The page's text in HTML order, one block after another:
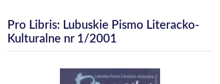
Pro Libris: Lubuskie Pismo Literacko-
Kulturalne nr 1/2001